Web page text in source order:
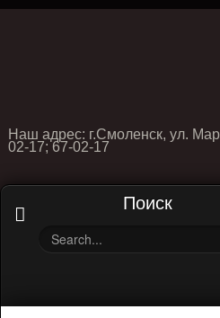
Наш адрес: г.Смоленск, ул.
02-17; 67-02-17
Поиск